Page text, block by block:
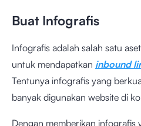
Buat Infografis
Infografis adalah salah satu
untuk mendapatkan inbound
Tentunya infografis yang
banyak digunakan website di
Dengan memberikan infografis